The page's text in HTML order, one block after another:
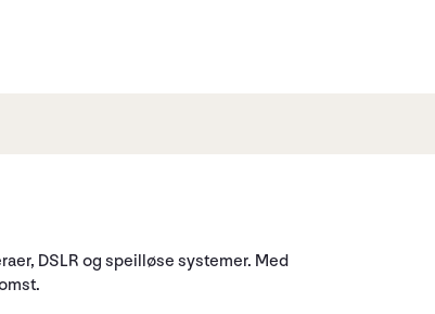
DSLR og speilløse systemer. Med